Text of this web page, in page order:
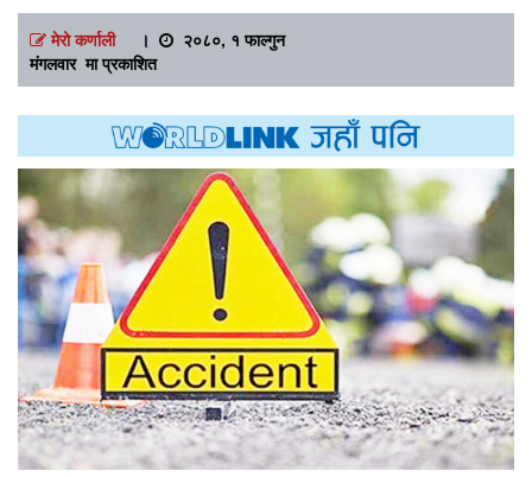
मेरो कर्णाली।
२०८०, १ फाल्गुन
मंगलवार मा प्रकाशित